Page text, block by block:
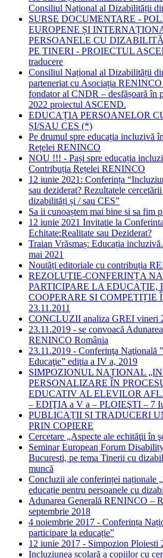
Consiliul Național al Dizabilității
SURSE DOCUMENTARE -
EUROPENE ȘI
PERSOANELE CU
PE TINERI - PROIECTUL
traducere
Consiliul Național al Dizabilității
parteneriat cu Asociația
fondator al CNDR – desfășoară în
2022 proiectul ASCEND.
EDUCAȚIA PERSOANELOR
ȘI/SAU CES (*)
Pe drumul spre educația incluzivă
Rețelei RENINCO
NOU !!! - Pași spre educația
Contribuția Rețelei RENINCO
12 iunie 2021: Conferința
sau deziderat? Rezultatele
dizabilități și / sau CES”
Sa ii cunoaștem mai bine si sa fim
12 iunie 2021 Invitatie la
Echitate:Realitate sau Deziderat?
Traian Vrăsmaș: Educația
mai 2021
Noutăți editoriale cu contribuția
REZOLUTIE-CONFERINȚA
PARTICIPARE LA EDUCAȚIE,
COOPERARE SI COMPETIȚIE
23.11.2011
CONCLUZII analiza GREI vineri
23.11.2019 - se convoacă
RENINCO România
23.11.2019 - Conferinţa Naţională
Educaţie” ediţia a IV a, 2019
SIMPOZIONUL NAȚIONAL
PERSONALIZARE ÎN
EDUCATIV AL ELEVILOR
– EDIŢIA a V a – PLOIEŞTI – 7
PUBLICAȚII ȘI TRADUCERI
PRIN COPIERE
Cercetare „Aspecte ale echităţii în
Seminar European Forum
Bucuresti, pe tema Tinerii cu
muncă
Concluzii ale conferinței naționale
educație pentru persoanele cu
Adunarea Generală RENINCO –
septembrie 2018
4 noiembrie 2017 - Conferința
participare la educație”
12 iunie 2017 - Simpozion Ploiesti
Incluziunea școlară a copiilor cu